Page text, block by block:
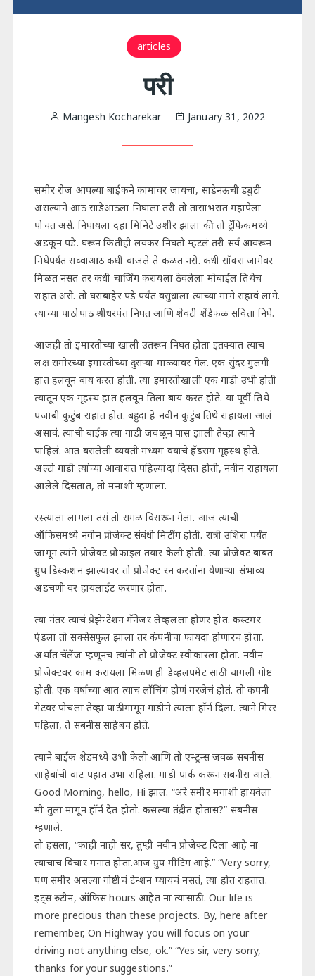
articles
परी
Mangesh Kocharekar January 31, 2022
समीर रोज आपल्या बाईकने कामावर जायचा, साडेनऊची ड्युटी
असल्याने आठ साडेआठला निघाला तरी तो तासाभरात महापेला
पोचत असे. निघायला दहा मिनिटे उशीर झाला की तो ट्रॅफिकमध्ये
अडकून पडे. घरून कितीही लवकर निघतो म्हटलं तरी सर्व आवरून
निघेपर्यंत सव्वाआठ कधी वाजले ते कळत नसे. कधी सॉक्स जागेवर
मिळत नसत तर कधी चार्जिंग करायला ठेवलेला मोबाईल तिथेच
राहात असे. तो घराबाहेर पडे पर्यंत वसुधाला त्याच्या मागे राहावं लागे.
त्याच्या पाठोपाठ श्रीधरपंत निघत आणि शेवटी शेंडेफळ सविता निघे.
आजही तो इमारतीच्या खाली उतरून निघत होता इतक्यात त्याच
लक्ष समोरच्या इमारतीच्या दुसऱ्या माळ्यावर गेलं. एक सुंदर मुलगी
हात हलवून बाय करत होती. त्या इमारतीखाली एक गाडी उभी होती
त्यातून एक गृहस्थ हात हलवून तिला बाय करत होते. या पूर्वी तिथे
पंजाबी कुटुंब राहात होत. बहुदा हे नवीन कुटुंब तिथे राहायला आलं
असावं. त्याची बाईक त्या गाडी जवळून पास झाली तेव्हा त्याने
पाहिलं. आत बसलेली व्यक्ती मध्यम वयाचे हँडसम गृहस्थ होते.
अल्टो गाडी त्यांच्या आवारात पहिल्यांदा दिसत होती, नवीन राहायला
आलेले दिसतात, तो मनाशी म्हणाला.
रस्त्याला लागला तसं तो सगळं विसरून गेला. आज त्याची
ऑफिसमध्ये नवीन प्रोजेक्ट संबंधी मिटींग होती. रात्री उशिरा पर्यंत
जागून त्यांने प्रोजेक्ट प्रोफाइल तयार केली होती. त्या प्रोजेक्ट बाबत
ग्रुप डिस्कशन झाल्यावर तो प्रोजेक्ट रन करतांना येणाऱ्या संभाव्य
अडचणी वर हायलाईट करणार होता.
त्या नंतर त्याचं प्रेझेन्टेशन मॅनेजर लेव्हलला होणर होत. कस्टमर
एंडला तो सक्सेसफुल झाला तर कंपनीचा फायदा होणारच होता.
अर्थात चॅलेंज म्हणूनच त्यांनी तो प्रोजेक्ट स्वीकारला होता. नवीन
प्रोजेक्टवर काम करायला मिळण ही डेव्हलपमेंट साठी चांगली गोष्ट
होती. एक वर्षाच्या आत त्याच लॉचिंग होणं गरजेचं होतं. तो कंपनी
गेटवर पोचला तेव्हा पाठीमागून गाडीने त्याला हॉर्न दिला. त्याने मिरर
पहिला, ते सबनीस साहेबच होते.
त्याने बाईक शेडमध्ये उभी केली आणि तो एन्ट्रन्स जवळ सबनीस
साहेबांची वाट पहात उभा राहिला. गाडी पार्क करून सबनीस आले.
Good Morning, hello, Hi झाल. “अरे समीर मगाशी हायवेला
मी तुला मागून हॉर्न देत होतो. कसल्या तंद्रीत होतास?” सबनीस
म्हणाले.
तो हसला, “काही नाही सर, तुम्ही नवीन प्रोजेक्ट दिला आहे ना
त्याचाच विचार मनात होता.आज ग्रुप मीटिंग आहे.” “Very sorry,
पण समीर असल्या गोष्टीचं टेन्शन घ्यायचं नसतं, त्या होत राहतात.
इट्स रुटीन, ऑफिस hours आहेत ना त्यासाठी. Our life is
more precious than these projects. By, here after
remember, On Highway you will focus on your
driving not anything else, ok.” “Yes sir, very sorry,
thanks for your suggestions.”